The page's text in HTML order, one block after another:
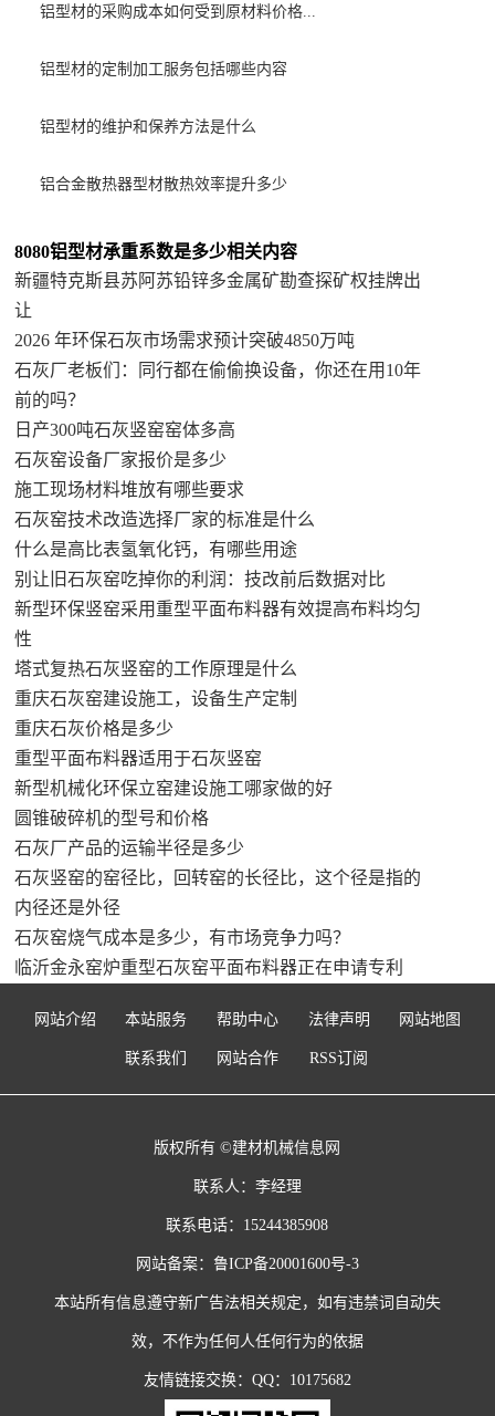
铝型材的采购成本如何受到原材料价格...
铝型材的定制加工服务包括哪些内容
铝型材的维护和保养方法是什么
铝合金散热器型材散热效率提升​多少
8080铝型材承重系数是多少相关内容
新疆特克斯县苏阿苏铅锌多金属矿勘查探矿权挂牌出
让
2026 年环保石灰市场需求预计突破4850万吨
石灰厂老板们：同行都在偷偷换设备，你还在用10年
前的吗？
日产300吨石灰竖窑窑体多高
石灰窑设备厂家报价是多少
施工现场材料堆放有哪些要求
石灰窑技术改造选择厂家的标准是什么
什么是高比表氢氧化钙，有哪些用途
别让旧石灰窑吃掉你的利润：技改前后数据对比
新型环保竖窑采用重型平面布料器有效提高布料均匀
性
塔式复热石灰竖窑的工作原理是什么
重庆石灰窑建设施工，设备生产定制
重庆石灰价格是多少
重型平面布料器适用于石灰竖窑
新型机械化环保立窑建设施工哪家做的好
圆锥破碎机的型号和价格
石灰厂产品的运输半径是多少
石灰竖窑的窑径比，回转窑的长径比，这个径是指的
内径还是外径
石灰窑烧气成本是多少，有市场竞争力吗？
临沂金永窑炉重型石灰窑平面布料器正在申请专利
网站介绍 本站服务 帮助中心 法律声明 网站地图
联系我们 网站合作 RSS订阅
版权所有 ©建材机械信息网
联系人：李经理
联系电话：15244385908
网站备案： 鲁ICP备20001600号-3
本站所有信息遵守新广告法相关规定，如有违禁词自动失
效，不作为任何人任何行为的依据
友情链接交换：QQ：10175682